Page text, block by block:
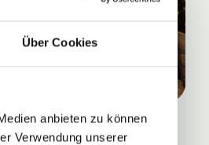
Über Cookies
anbieten zu können
Verwendung unserer